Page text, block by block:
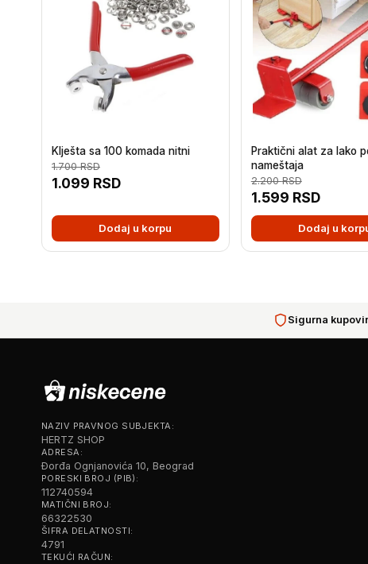
Klješta sa 100 komada nitni
1.099 RSD
1.700RSD
Dodaj u korpu
Praktični alat za lako
nameštaja
1.599 RSD
2.200RSD
Dodaj u
Sigurna
NAZIV PRAVNOG SUBJEKTA:
HERTZ SHOP
ADRESA:
Đorđa Ognjanovića 10, Beograd
PORESKI BROJ (PIB):
112740594
MATIČNI BROJ:
66322530
ŠIFRA DELATNOSTI:
4791
TEKUĆI RAČUN: